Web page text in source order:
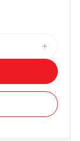
ilość
dla